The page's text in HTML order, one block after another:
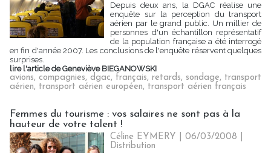
Depuis deux ans, la DGAC réalise une
enquête sur la perception du transport
aérien par le grand public. Un millier de
personnes d'un échantillon représentatif
de la population française a été interrogé
en fin d'année 2007. Les conclusions de l'enquête réservent quelques
surprises.
lire l'article de Geneviève BIEGANOWSKI
avions, compagnies, dgac, français, retards, sondage, transport
aérien, transport aérien européen, transport aérien français
Femmes du tourisme : vos salaires ne sont pas à la
hauteur de votre talent !
Céline EYMERY | 06/03/2008
Distribution